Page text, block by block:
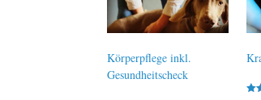
Körperpflege inkl.
Gesundheitscheck